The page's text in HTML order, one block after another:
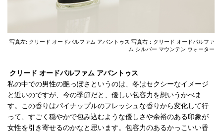
写真左: クリード オードパルファム アバントゥス 写真右：クリード オードパルファ
ム シルバー マウンテン ウォーター
クリード オードパルファム アバントゥス
私の中での男性の艶っぽさというのは、冬はセクシーなイメージ
と近いのですが、今の季節だと、優しい包容力を想いうかべま
す。この香りはパイナップルのフレッシュな香りから変化して行
って、すごく穏やかで包み込むような優しさや余裕のある印象が
女性を引き寄せるのかなと思います。包容力のあるかっこいい香